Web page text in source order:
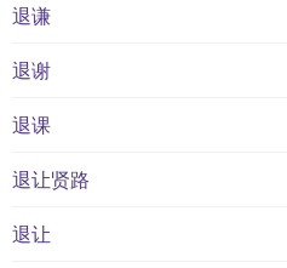
退谦
退谢
退课
退让贤路
退让